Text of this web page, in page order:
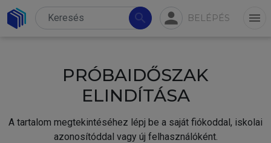
search person BELÉPÉS menu
PRÓBAIDŐSZAK
ELINDÍTÁSA
A tartalom megtekintéséhez lépj be a saját fiókoddal, iskolai
azonosítóddal vagy új felhasználóként.